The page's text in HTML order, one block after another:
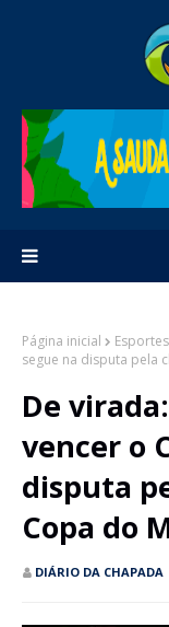
Página inicial Esportes
segue na disputa pela
De
vencer o
disputa
Copa do
DIÁRIO DA CHAPADA